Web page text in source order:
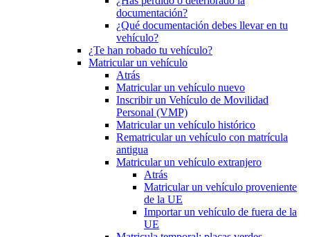
documentación?
¿Qué documentación debes llevar en tu
vehículo?
¿Te han robado tu vehículo?
Matricular un vehículo
Atrás
Matricular un vehículo nuevo
Inscribir un Vehículo de Movilidad
Personal (VMP)
Matricular un vehículo histórico
Rematricular un vehículo con matrícula
antigua
Matricular un vehículo extranjero
Atrás
Matricular un vehículo proveniente
de la UE
Importar un vehículo de fuera de la
UE